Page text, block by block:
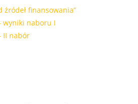
źródeł finansowania”
wyniki naboru I
II nabór